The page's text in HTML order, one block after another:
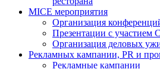
MICE мероприятия
Организация
Презентации с
Организация деловых
Рекламных кампании, PR и
Рекламные кампании